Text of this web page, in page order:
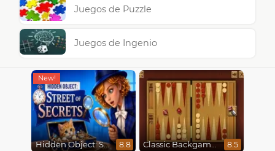
Juegos de Puzzle
Juegos de Ingenio
Hidden Object: Street Of Secrets 8.8 Classic Backgammon 8.5